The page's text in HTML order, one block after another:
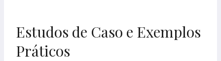
Estudos de Caso e Exemplos
Práticos